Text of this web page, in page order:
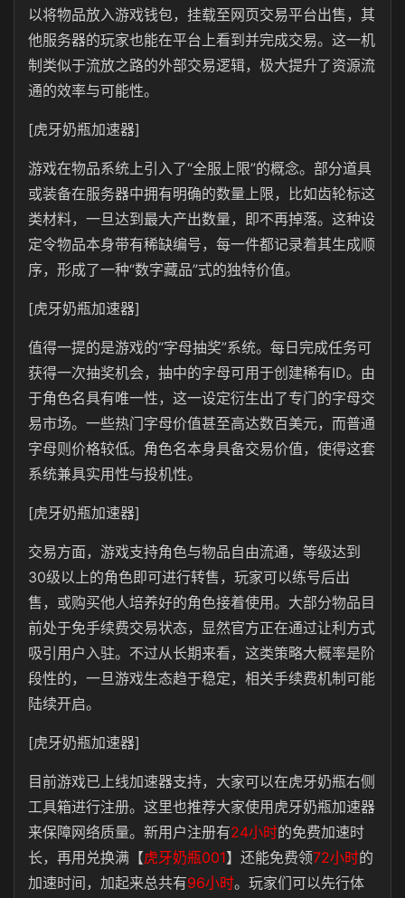
以将物品放入游戏钱包，挂载至网页交易平台出售，其
他服务器的玩家也能在平台上看到并完成交易。这一机
制类似于流放之路的外部交易逻辑，极大提升了资源流
通的效率与可能性。
[虎牙奶瓶加速器]
游戏在物品系统上引入了“全服上限”的概念。部分道具
或装备在服务器中拥有明确的数量上限，比如齿轮标这
类材料，一旦达到最大产出数量，即不再掉落。这种设
定令物品本身带有稀缺编号，每一件都记录着其生成顺
序，形成了一种“数字藏品”式的独特价值。
[虎牙奶瓶加速器]
值得一提的是游戏的“字母抽奖”系统。每日完成任务可
获得一次抽奖机会，抽中的字母可用于创建稀有ID。由
于角色名具有唯一性，这一设定衍生出了专门的字母交
易市场。一些热门字母价值甚至高达数百美元，而普通
字母则价格较低。角色名本身具备交易价值，使得这套
系统兼具实用性与投机性。
[虎牙奶瓶加速器]
交易方面，游戏支持角色与物品自由流通，等级达到
30级以上的角色即可进行转售，玩家可以练号后出
售，或购买他人培养好的角色接着使用。大部分物品目
前处于免手续费交易状态，显然官方正在通过让利方式
吸引用户入驻。不过从长期来看，这类策略大概率是阶
段性的，一旦游戏生态趋于稳定，相关手续费机制可能
陆续开启。
[虎牙奶瓶加速器]
目前游戏已上线加速器支持，大家可以在虎牙奶瓶右侧
工具箱进行注册。这里也推荐大家使用虎牙奶瓶加速器
来保障网络质量。新用户注册有24小时的免费加速时
长，再用兑换满【虎牙奶瓶001】还能免费领72小时的
加速时间，加起来总共有96小时。玩家们可以先行体